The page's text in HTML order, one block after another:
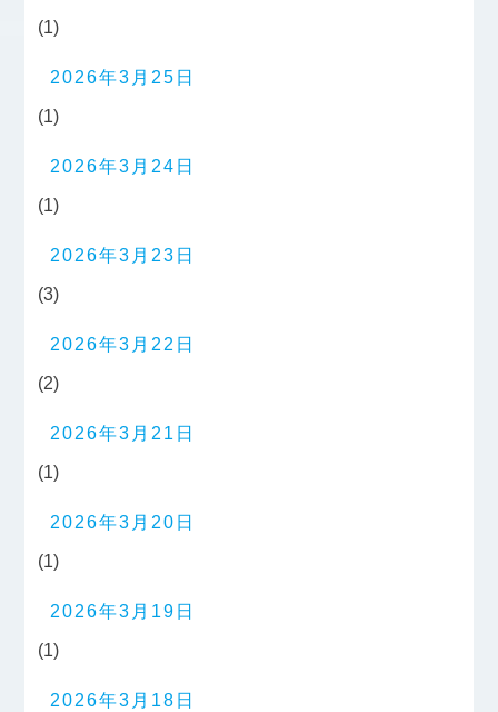
(1)
2026年3月25日
(1)
2026年3月24日
(1)
2026年3月23日
(3)
2026年3月22日
(2)
2026年3月21日
(1)
2026年3月20日
(1)
2026年3月19日
(1)
2026年3月18日